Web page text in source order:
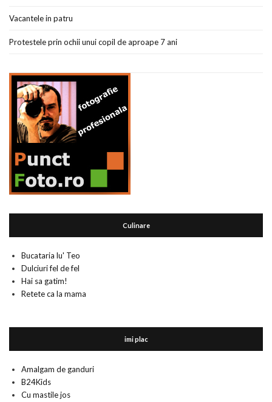
Vacantele in patru
Protestele prin ochii unui copil de aproape 7 ani
Culinare
Bucataria lu' Teo
Dulciuri fel de fel
Hai sa gatim!
Retete ca la mama
imi plac
Amalgam de ganduri
B24Kids
Cu mastile jos